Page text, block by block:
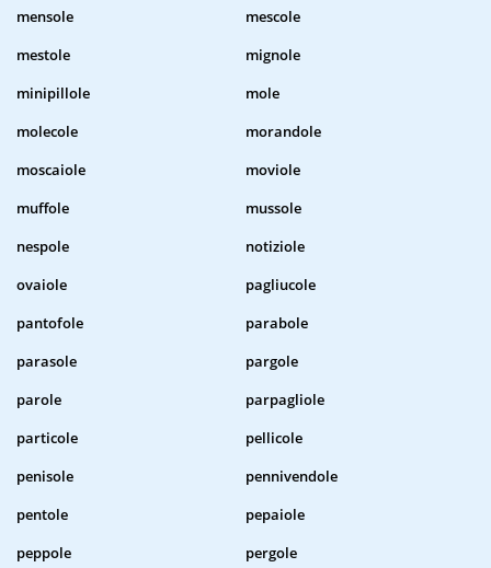
mensole
mescole
mestole
mignole
minipillole
mole
molecole
morandole
moscaiole
moviole
muffole
mussole
nespole
notiziole
ovaiole
pagliucole
pantofole
parabole
parasole
pargole
parole
parpagliole
particole
pellicole
penisole
pennivendole
pentole
pepaiole
peppole
pergole